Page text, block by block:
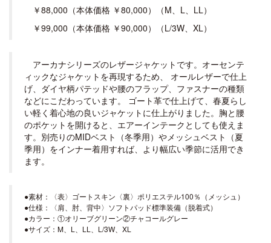
￥88,000（本体価格 ￥80,000）（M、L、LL）
￥99,000（本体価格 ￥90,000）（L/3W、XL）
アーカナシリーズのレザージャケットです。オーセンテ
ィックなジャケットを再現するため、 オールレザーで仕上
げ、ダイヤ柄パテッドや腰のフラップ、ファスナーの種類
などにこだわっています。 ゴート革で仕上げて、春夏らし
い軽く着心地の良いジャケットに仕上がりました。胸と腰
のポケットを開けると、エアーインテークとしても使えま
す。別売りのMIDベスト（冬季用）やメッシュベスト（夏
季用）をインナー着用すれば、より幅広い季節に活用でき
ます。
●素材：〈表〉ゴートスキン〈裏〉ポリエステル100％（メッシュ）
●仕様：〈肩、肘、背中〉ソフトパッド標準装備（脱着式）
●カラー：①オリーブグリーン②チャコールグレー
●サイズ：M、L、LL、L/3W、XL